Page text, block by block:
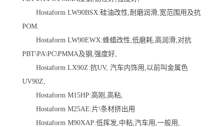
Hostaform LW90BSX:硅油改性,耐磨润滑,宽范围用及抗
POM.
Hostaform LW90EWX:蜂蜡改性,低磨耗,高润滑,对抗
PBT\PA\PC\PMMA及钢,强度好,
Hostaform LX90Z:抗UV, 汽车内饰用,以前叫金属色
UV90Z,
Hostaform M15HP:高刚,高粘,
Hostaform M25AE:片\条材挤出用
Hostaform M90XAP:低挥发,中粘,汽车用,一般用,